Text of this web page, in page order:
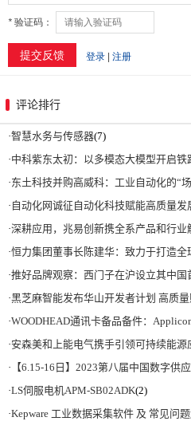
评论排行
·智慧水务与传感器(7)
·中科紫东太初：以多模态大模型开启铁
·东土科技并购高威科：工业自动化的“
· 自动化网诚征自动化科技赋能高质量发
·深耕应用，兆易创新携全系产品和行
·恒力集团董事长陈建华：致力于打造全球行业标杆，为国家的经济高质
·推好品牌观察：西门子在沪设立其中国
·黑芝麻智能发布华山开发者计划 高质
·WOODHEAD通讯卡备品备件：Applicom
·安森美和上能电气携手引领可持续能源应用的发展 两家公司合作开发
· 【6.15-16日】2023第八届中国数字供
·LS伺服电机APM-SB02ADK(2)
·Kepware 工业数据采集软件 及 常见问